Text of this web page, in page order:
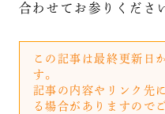
合わせてお参りくださ
この記事は最終更新日
す。
記事の内容やリンク先
る場合がありますので